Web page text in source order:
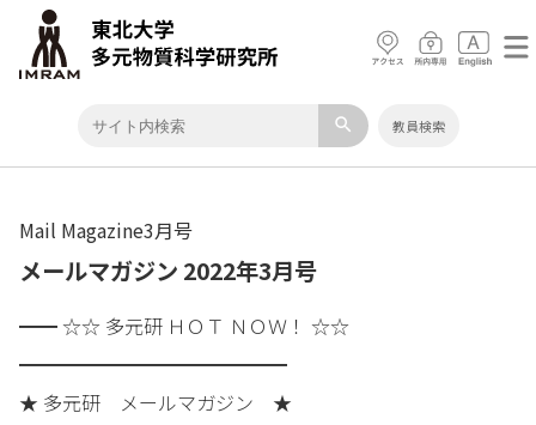
search 教員検索
Mail Magazine3月号
メールマガジン 2022年3月号
━━ ☆☆ 多元研 ＨＯＴ ＮＯＷ！ ☆☆
━━━━━━━━━━━━━━
★ 多元研 メールマガジン ★